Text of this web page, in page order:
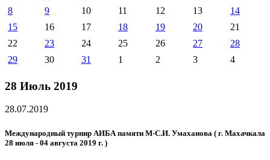
8
9 10 11 12 13
14
15
16 17 18 19 20
21
22
23 24 25 26 27
28
29
30 31 1 2 3 4
28 Июль 2019
28.07.2019
Международный турнир АИБА памяти М-С.И. Умаханова ( г. Махачкала
28 июля - 04 августа 2019 г. )